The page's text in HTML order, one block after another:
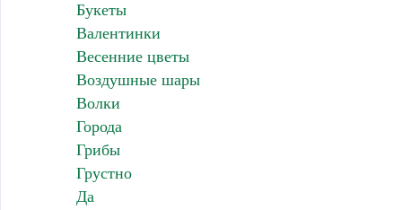
Букеты
Валентинки
Весенние цветы
Воздушные шары
Волки
Города
Грибы
Грустно
Да